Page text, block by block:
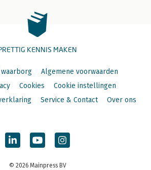
KENNIS MAKEN
Algemene voorwaarden
Cookies
Cookie instellingen
Service & Contact Over ons
© 2026 Mainpress BV